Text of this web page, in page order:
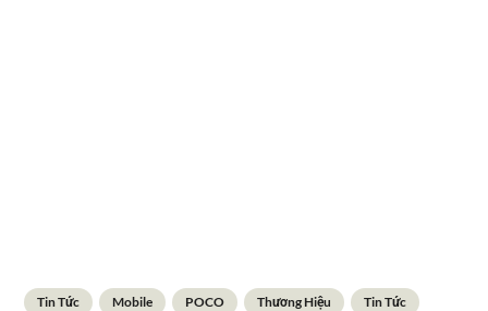
Tin Tức Mobile POCO Thương Hiệu Tin Tức